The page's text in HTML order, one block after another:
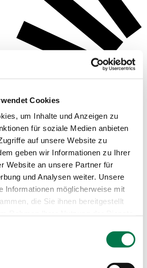
Cookies
um Inhalte und Anzeigen zu
für soziale Medien anbieten
auf unsere Website zu
geben wir Informationen zu Ihrer
Website an unsere Partner für
und Analysen weiter. Unsere
Informationen möglicherweise mit
die Sie ihnen bereitgestellt